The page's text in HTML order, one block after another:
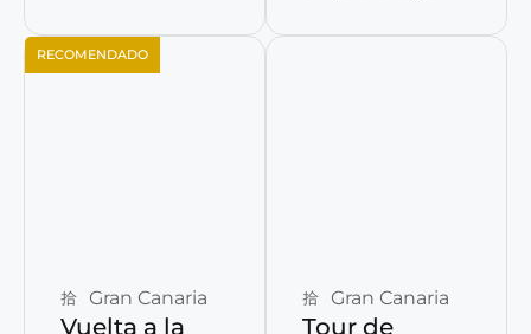
RECOMENDADO
Gran Canaria
Vuelta a la
Gran Canaria
Tour de